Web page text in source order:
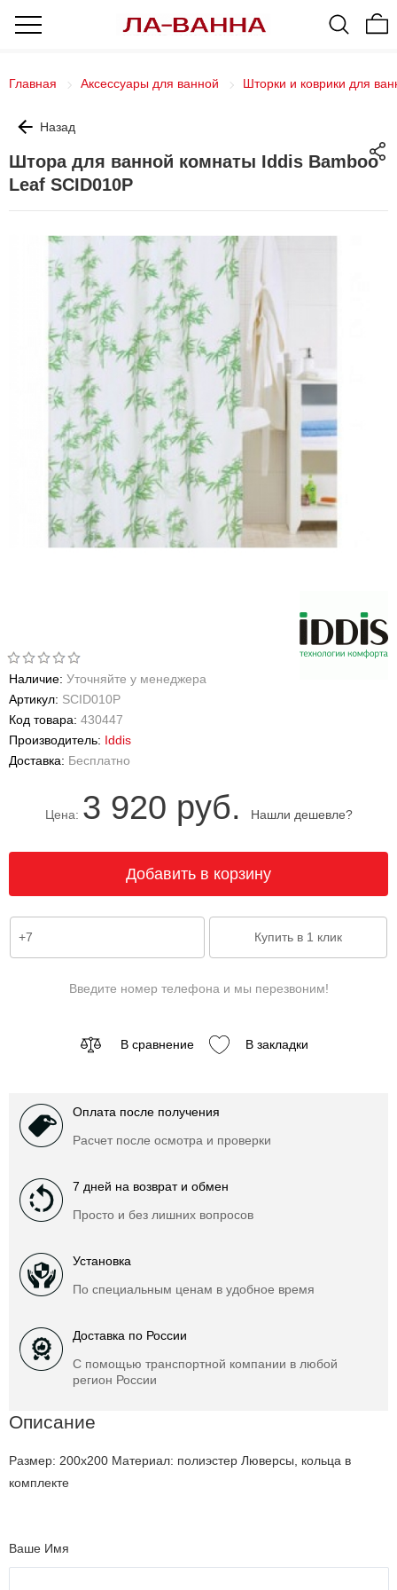
Главная Аксессуары для ванной Шторки и коврики для
Назад
Штора для ванной комнаты Iddis Bamboo
Leaf SCID010P
Наличие: Уточняйте у менеджера
Артикул: SCID010P
Код товара: 430447
Производитель: Iddis
Доставка: Бесплатно
Цена: 3 920 руб. Нашли дешевле?
Введите номер телефона и мы перезвоним!
В сравнение В закладки
Оплата после получения
Расчет после осмотра и проверки
7 дней на возврат и обмен
Просто и без лишних вопросов
Установка
По специальным ценам в удобное время
Доставка по России
С помощью транспортной компании в любой
регион России
Описание
Размер: 200х200 Материал: полиэстер Люверсы, кольца в
комплекте
Ваше Имя